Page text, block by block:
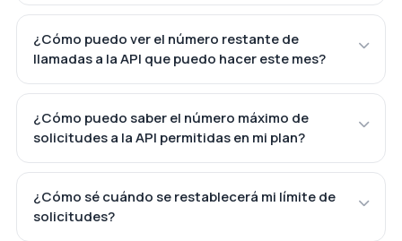
¿Cómo puedo ver el número restante de
llamadas a la API que puedo hacer este mes?
¿Cómo puedo saber el número máximo de
solicitudes a la API permitidas en mi plan?
¿Cómo sé cuándo se restablecerá mi límite de
solicitudes?